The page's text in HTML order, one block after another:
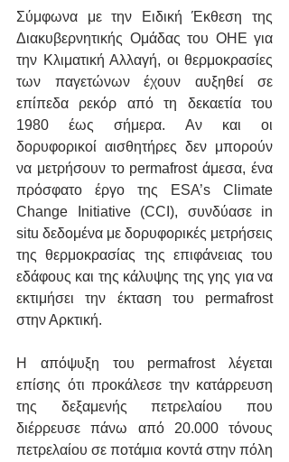
Σύμφωνα με την Ειδική Έκθεση της
Διακυβερνητικής Ομάδας του ΟΗΕ για
την Κλιματική Αλλαγή, οι θερμοκρασίες
των παγετώνων έχουν αυξηθεί σε
επίπεδα ρεκόρ από τη δεκαετία του
1980 έως σήμερα. Αν και οι
δορυφορικοί αισθητήρες δεν μπορούν
να μετρήσουν το permafrost άμεσα, ένα
πρόσφατο έργο της ESA’s Climate
Change Initiative (CCI), συνδύασε in
situ δεδομένα με δορυφορικές μετρήσεις
της θερμοκρασίας της επιφάνειας του
εδάφους και της κάλυψης της γης για να
εκτιμήσει την έκταση του permafrost
στην Αρκτική.
Η απόψυξη του permafrost λέγεται
επίσης ότι προκάλεσε την κατάρρευση
της δεξαμενής πετρελαίου που
διέρρευσε πάνω από 20.000 τόνους
πετρελαίου σε ποτάμια κοντά στην πόλη